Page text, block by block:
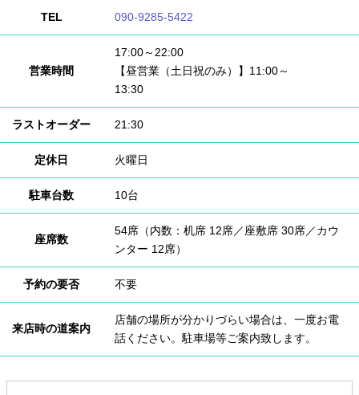
TEL 090-9285-5422
営業時間
17:00～22:00
【昼営業（土日祝のみ）】11:00～
13:30
ラストオーダー 21:30
定休日 火曜日
駐車台数 10台
座席数
54席（内数：机席 12席／座敷席 30席／カウ
ンター 12席）
予約の要否 不要
来店時の道案内
店舗の場所が分かりづらい場合は、一度お電
話ください。駐車場等ご案内致します。